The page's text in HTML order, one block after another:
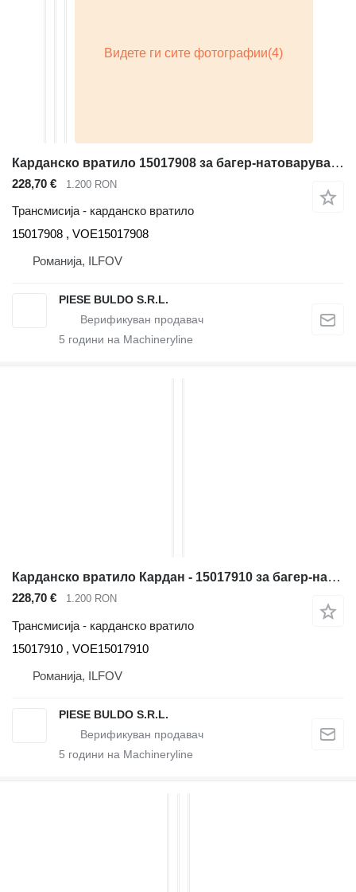
Карданско вратило 15017908 за багер-натоварувач Volvo BL60 , BL61 , BL70 , BL71
228,70 € 1.200 RON
Трансмисија - карданско вратило
15017908 , VOE15017908
Романија, ILFOV
PIESE BULDO S.R.L.
5 години на Machineryline
Карданско вратило Кардан - 15017910 за багер-натоварувач Volvo BL60, BL60B, BL61, BL61B, BL61PLUS, BL70, BL70B, BL71, BL71B, BL71PLUS
228,70 € 1.200 RON
Трансмисија - карданско вратило
15017910 , VOE15017910
Романија, ILFOV
PIESE BULDO S.R.L.
5 години на Machineryline